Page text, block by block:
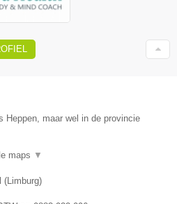
Heppen, maar wel in de provincie
maps ▼
(Limburg)